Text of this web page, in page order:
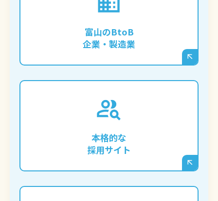
富山のBtoB
企業・製造業
専門的な技術や製品情報をブログで発信
合わせを獲得したい企業様。
本格的な
採用サイト
富山の求職者に響くコンテンツを継続的に
発信し、応募者とのミスマッチを減らす
「オウンドメディア型」の採用サイトを構
築したい企業様。